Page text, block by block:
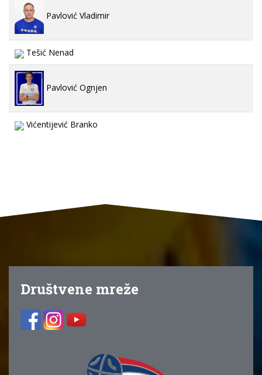
Pavlović Vladimir
Tešić Nenad
Pavlović Ognjen
Vićentijević Branko
Društvene mreže